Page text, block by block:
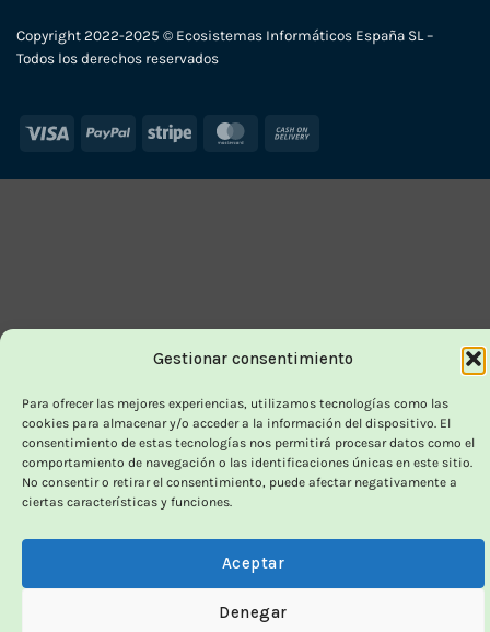
Gestionar consentimiento
Para ofrecer las mejores experiencias, utilizamos tecnologías como las
cookies para almacenar y/o acceder a la información del dispositivo. El
consentimiento de estas tecnologías nos permitirá procesar datos como el
comportamiento de navegación o las identificaciones únicas en este sitio.
No consentir o retirar el consentimiento, puede afectar negativamente a
ciertas características y funciones.
Aceptar
Denegar
Copyright 2022-2025 © Ecosistemas Informáticos España SL –
Todos los derechos reservados
Visa PayPal Stripe MasterCard